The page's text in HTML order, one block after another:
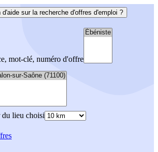
d'aide sur la recherche d'offres d'emploi ?
mot-clé, numéro d'offre
du lieu choisi